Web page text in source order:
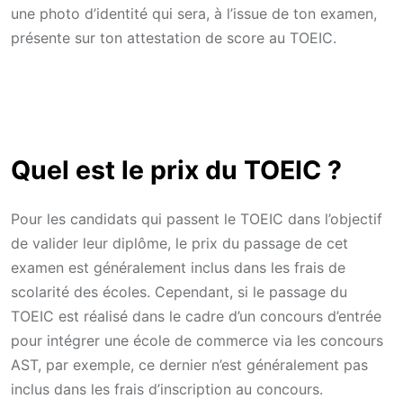
une photo d’identité qui sera, à l’issue de ton examen,
présente sur ton attestation de score au TOEIC.
Quel est le prix du TOEIC ?
Pour les candidats qui passent le TOEIC dans l’objectif
de valider leur diplôme, le prix du passage de cet
examen est généralement inclus dans les frais de
scolarité des écoles. Cependant, si le passage du
TOEIC est réalisé dans le cadre d’un concours d’entrée
pour intégrer une école de commerce via les concours
AST, par exemple, ce dernier n’est généralement pas
inclus dans les frais d’inscription au concours.